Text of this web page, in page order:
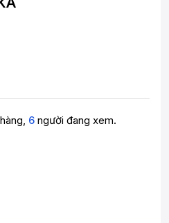
6 người đang xem.